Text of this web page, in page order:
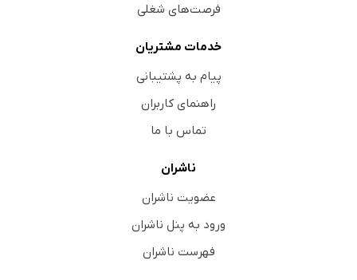
فرصت‌های شغلی
خدمات مشتریان
پیام به پشتیبانی
راهنمای کاربران
تماس با ما
ناشران
عضویت ناشران
ورود به پنل ناشران
فهرست ناشران